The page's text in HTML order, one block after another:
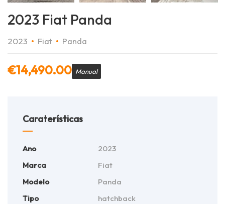
2023 Fiat Panda
2023 Fiat Panda
€14,490.00 Manual
Caraterísticas
Ano
2023
Marca
Fiat
Modelo
Panda
Tipo
hatchback